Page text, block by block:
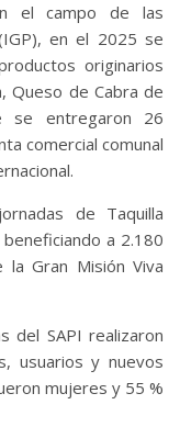
el campo de las
en el 2025 se
originarios
Queso de Cabra de
se entregaron 26
comercial comunal
de Taquilla
a 2.180
Gran Misión Viva
del SAPI realizaron
usuarios y nuevos
mujeres y 55 %